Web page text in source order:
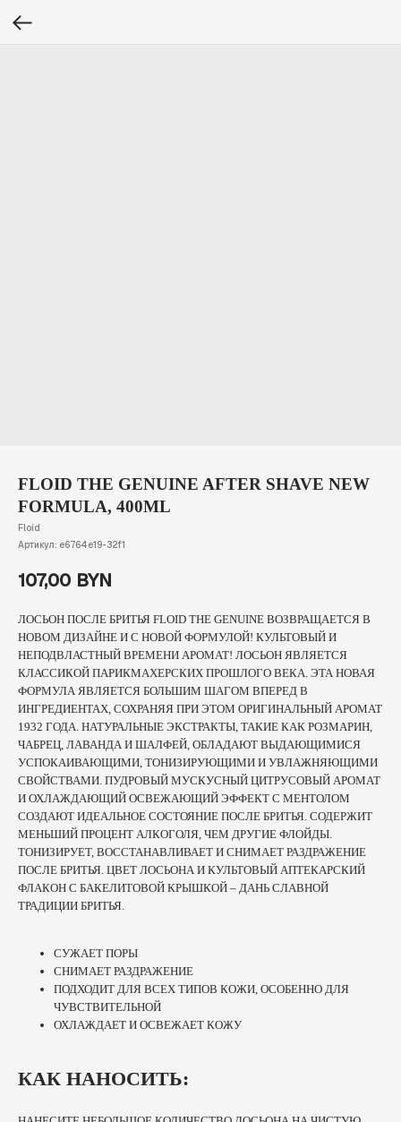
FLOID THE GENUINE AFTER SHAVE NEW
FORMULA, 400ML
Floid
Артикул: e6764e19-32f1
107,00 BYN
ЛОСЬОН ПОСЛЕ БРИТЬЯ FLOID THE GENUINE ВОЗВРАЩАЕТСЯ В
НОВОМ ДИЗАЙНЕ И С НОВОЙ ФОРМУЛОЙ! КУЛЬТОВЫЙ И
НЕПОДВЛАСТНЫЙ ВРЕМЕНИ АРОМАТ! ЛОСЬОН ЯВЛЯЕТСЯ
КЛАССИКОЙ ПАРИКМАХЕРСКИХ ПРОШЛОГО ВЕКА. ЭТА НОВАЯ
ФОРМУЛА ЯВЛЯЕТСЯ БОЛЬШИМ ШАГОМ ВПЕРЕД В
ИНГРЕДИЕНТАХ, СОХРАНЯЯ ПРИ ЭТОМ ОРИГИНАЛЬНЫЙ АРОМАТ
1932 ГОДА. НАТУРАЛЬНЫЕ ЭКСТРАКТЫ, ТАКИЕ КАК РОЗМАРИН,
ЧАБРЕЦ, ЛАВАНДА И ШАЛФЕЙ, ОБЛАДАЮТ ВЫДАЮЩИМИСЯ
УСПОКАИВАЮЩИМИ, ТОНИЗИРУЮЩИМИ И УВЛАЖНЯЮЩИМИ
СВОЙСТВАМИ. ПУДРОВЫЙ МУСКУСНЫЙ ЦИТРУСОВЫЙ АРОМАТ
И ОХЛАЖДАЮЩИЙ ОСВЕЖАЮЩИЙ ЭФФЕКТ С МЕНТОЛОМ
СОЗДАЮТ ИДЕАЛЬНОЕ СОСТОЯНИЕ ПОСЛЕ БРИТЬЯ. СОДЕРЖИТ
МЕНЬШИЙ ПРОЦЕНТ АЛКОГОЛЯ, ЧЕМ ДРУГИЕ ФЛОЙДЫ.
ТОНИЗИРУЕТ, ВОССТАНАВЛИВАЕТ И СНИМАЕТ РАЗДРАЖЕНИЕ
ПОСЛЕ БРИТЬЯ. ЦВЕТ ЛОСЬОНА И КУЛЬТОВЫЙ АПТЕКАРСКИЙ
ФЛАКОН С БАКЕЛИТОВОЙ КРЫШКОЙ – ДАНЬ СЛАВНОЙ
ТРАДИЦИИ БРИТЬЯ.
СУЖАЕТ ПОРЫ
СНИМАЕТ РАЗДРАЖЕНИЕ
ПОДХОДИТ ДЛЯ ВСЕХ ТИПОВ КОЖИ, ОСОБЕННО ДЛЯ
ЧУВСТВИТЕЛЬНОЙ
ОХЛАЖДАЕТ И ОСВЕЖАЕТ КОЖУ
КАК НАНОСИТЬ: